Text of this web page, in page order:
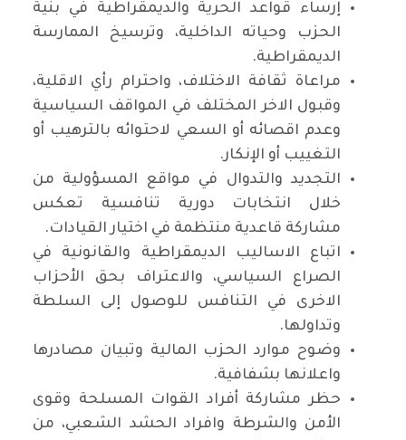
إرساء قواعد الحرية والديمقراطية في بنية
الحزب وحياته الداخلية، وترسيخ الممارسة
الديمقراطية.
مراعاة ثقافة الاختلاف، واحترام رأي الاقلية،
وقبول الاخر المختلف في المواقف السياسية
وعدم اقصائه أو السعي لاحتوائه بالترهيب أو
التغييب أو الإنكار.
التجديد والتدوال في مواقع المسؤولية من
خلال انتخابات دورية تنافسية تعكس
مشاركة قاعدية منتظمة في اختيار القيادات.
اتباع الاساليب الديمقراطية والقانونية في
الصراع السياسي، والاعتراف بحق الأحزاب
الاخرى في التنافس للوصول إلى السلطة
وتداولها.
وضوح موارد الحزب المالية وتبيان مصادرها
واعلانها بشفافية.
حظر مشاركة أفراد القوات المسلحة وقوى
الأمن والشرطة وافراد الحشد الشعبي، من